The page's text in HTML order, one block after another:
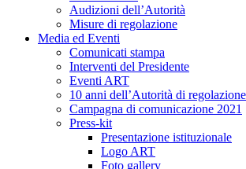
Audizioni dell’Autorità
Misure di regolazione
Media ed Eventi
Comunicati stampa
Interventi del Presidente
Eventi ART
10 anni dell’Autorità di
Campagna di comunicazione 2021
Press-kit
Presentazione istituzionale
Logo ART
Foto gallery